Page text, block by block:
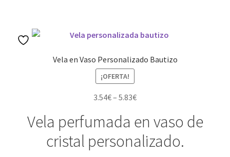
Vela en Vaso Personalizado Bautizo
¡OFERTA!
3.54€– 5.83€
Vela perfumada en vaso de
cristal personalizado.